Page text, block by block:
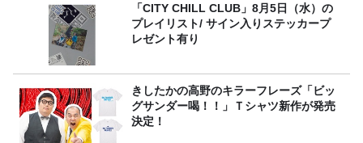
「CITY CHILL CLUB」8月5日（水）の
プレイリスト/ サイン入りステッカープ
レゼント有り
きしたかの高野のキラーフレーズ「ビッ
グサンダー喝！！」Ｔシャツ新作が発売
決定！